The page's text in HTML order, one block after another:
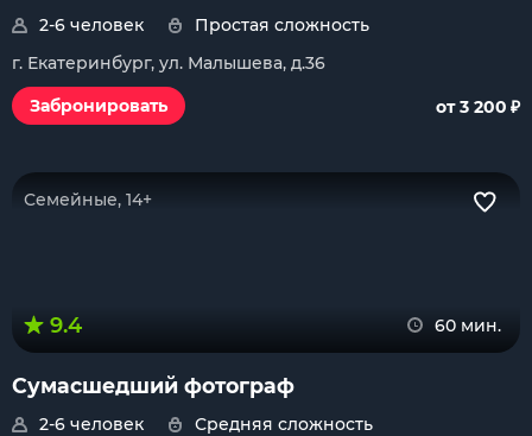
2-6 человек
Простая сложность
г. Екатеринбург, ул. Малышева, д.36
Забронировать
от 3 200 ₽
Семейные, 14+
9.4 60 мин.
Сумасшедший фотограф
2-6 человек
Средняя сложность